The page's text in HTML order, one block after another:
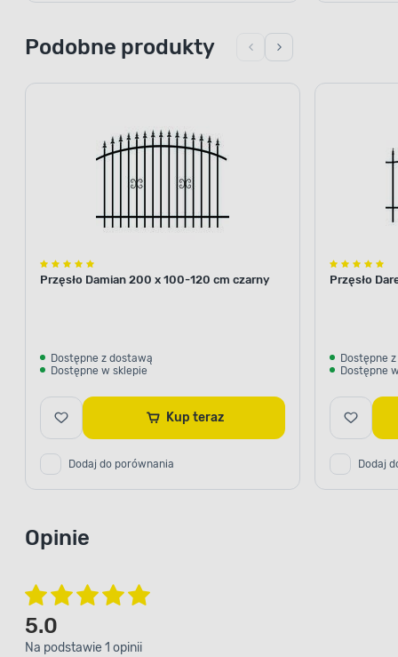
Podobne produkty
Przęsło Damian 200 x 100-120 cm czarny
Dostępne z dostawą
Dostępne w sklepie
Kup teraz
Dodaj do porównania
Przęsło
Dostępne
Dostępne
Dodaj
Opinie
5.0
Na podstawie 1 opinii